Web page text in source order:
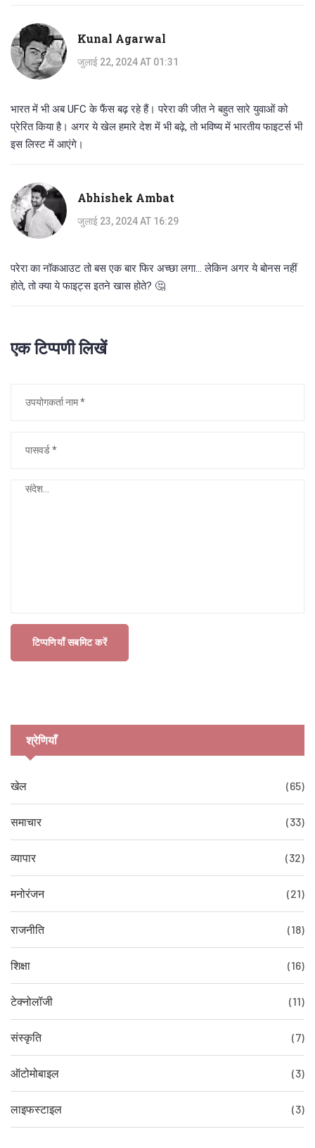
Kunal Agarwal
जुलाई 22, 2024 AT 01:31
भारत में भी अब UFC के फैंस बढ़ रहे हैं। परेरा की जीत ने बहुत सारे युवाओं को
प्रेरित किया है। अगर ये खेल हमारे देश में भी बढ़े, तो भविष्य में भारतीय फाइटर्स भी
इस लिस्ट में आएंगे।
Abhishek Ambat
जुलाई 23, 2024 AT 16:29
परेरा का नॉकआउट तो बस एक बार फिर अच्छा लगा... लेकिन अगर ये बोनस नहीं
होते, तो क्या ये फाइट्स इतने खास होते? 🤔
एक टिप्पणी लिखें
टिप्पणियाँ सबमिट करें
श्रेणियाँ
खेल (65)
समाचार (33)
व्यापार (32)
मनोरंजन (21)
राजनीति (18)
शिक्षा (16)
टेक्नोलॉजी (11)
संस्कृति (7)
ऑटोमोबाइल (3)
लाइफस्टाइल (3)